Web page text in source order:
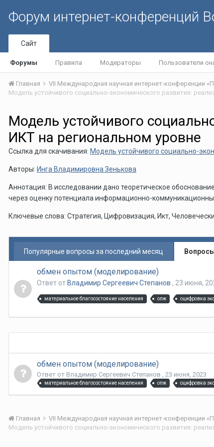
Форум интернет-конференций
Сайт
Форумы Правила Модераторы Пользователи
Главная
Модель устойчивого
ИКТ на региональном уровне
Ссылка для скачивания: Модель устойчивого социально-
Авторы: Инга Владимировна Зенькова
Аннотация: В исследовании дано теоретическое
через оценку потенциала информационно-
Ключевые слова: Стратегия, Цифровизация, Икт,
Популярные вопросы за последний месяц
обмен опытом (моделирование)
Ответ от Владимир Сергеевич Степанов , 23 июня,
материальное благосостояние населения опж оцифровка
обмен опытом (моделирование)
Ответ от Владимир Сергеевич Степанов , 23 июня, 2023
материальное благосостояние населения опж оцифровка
Главная